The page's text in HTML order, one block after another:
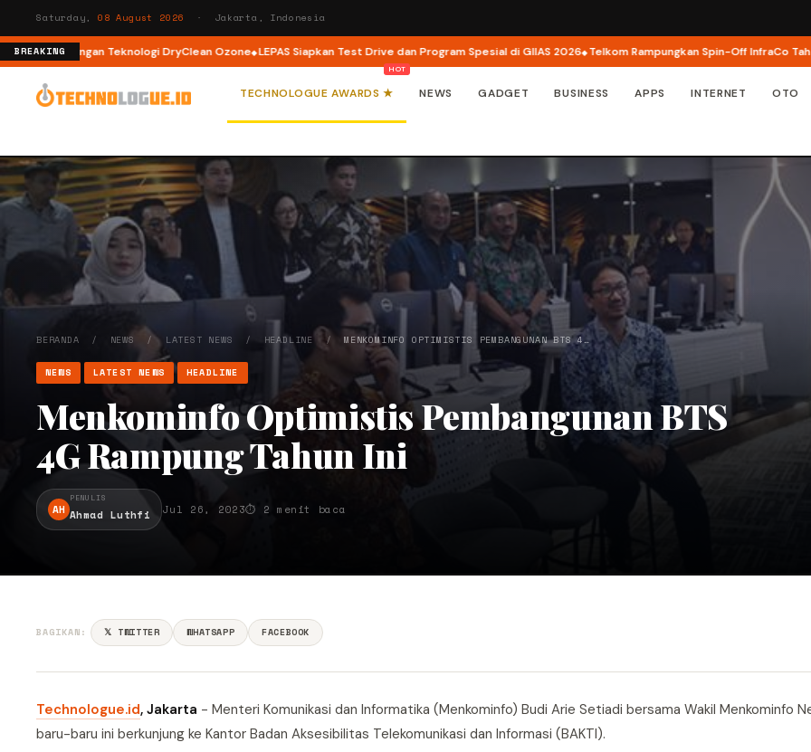
Saturday, 08 August 2026 · Jakarta, Indonesia
BREAKING
dengan Teknologi DryClean Ozone LEPAS Siapkan Test Drive dan Program Spesial di GIIAS 2026 Telkom Rampungkan Spin-Off InfraCo Tahap 2,
TECHNOLOGUE AWARDS ★ NEWS GADGET BUSINESS APPS INTERNET OTO
BERANDA / NEWS / LATEST NEWS / HEADLINE /MENKOMINFO OPTIMISTIS PEMBANGUNAN BTS 4…
NEWS LATEST NEWS HEADLINE
Menkominfo Optimistis Pembangunan BTS
4G Rampung Tahun Ini
AH
PENULIS
Ahmad Luthfi Jul 26, 2023⏱ 2 menit baca
BAGIKAN: 𝕏 TWITTER WHATSAPP FACEBOOK
Technologue.id, Jakarta - Menteri Komunikasi dan Informatika (Menkominfo) Budi Arie Setiadi bersama Wakil Menkominfo
baru-baru ini berkunjung ke Kantor Badan Aksesibilitas Telekomunikasi dan Informasi (BAKTI).